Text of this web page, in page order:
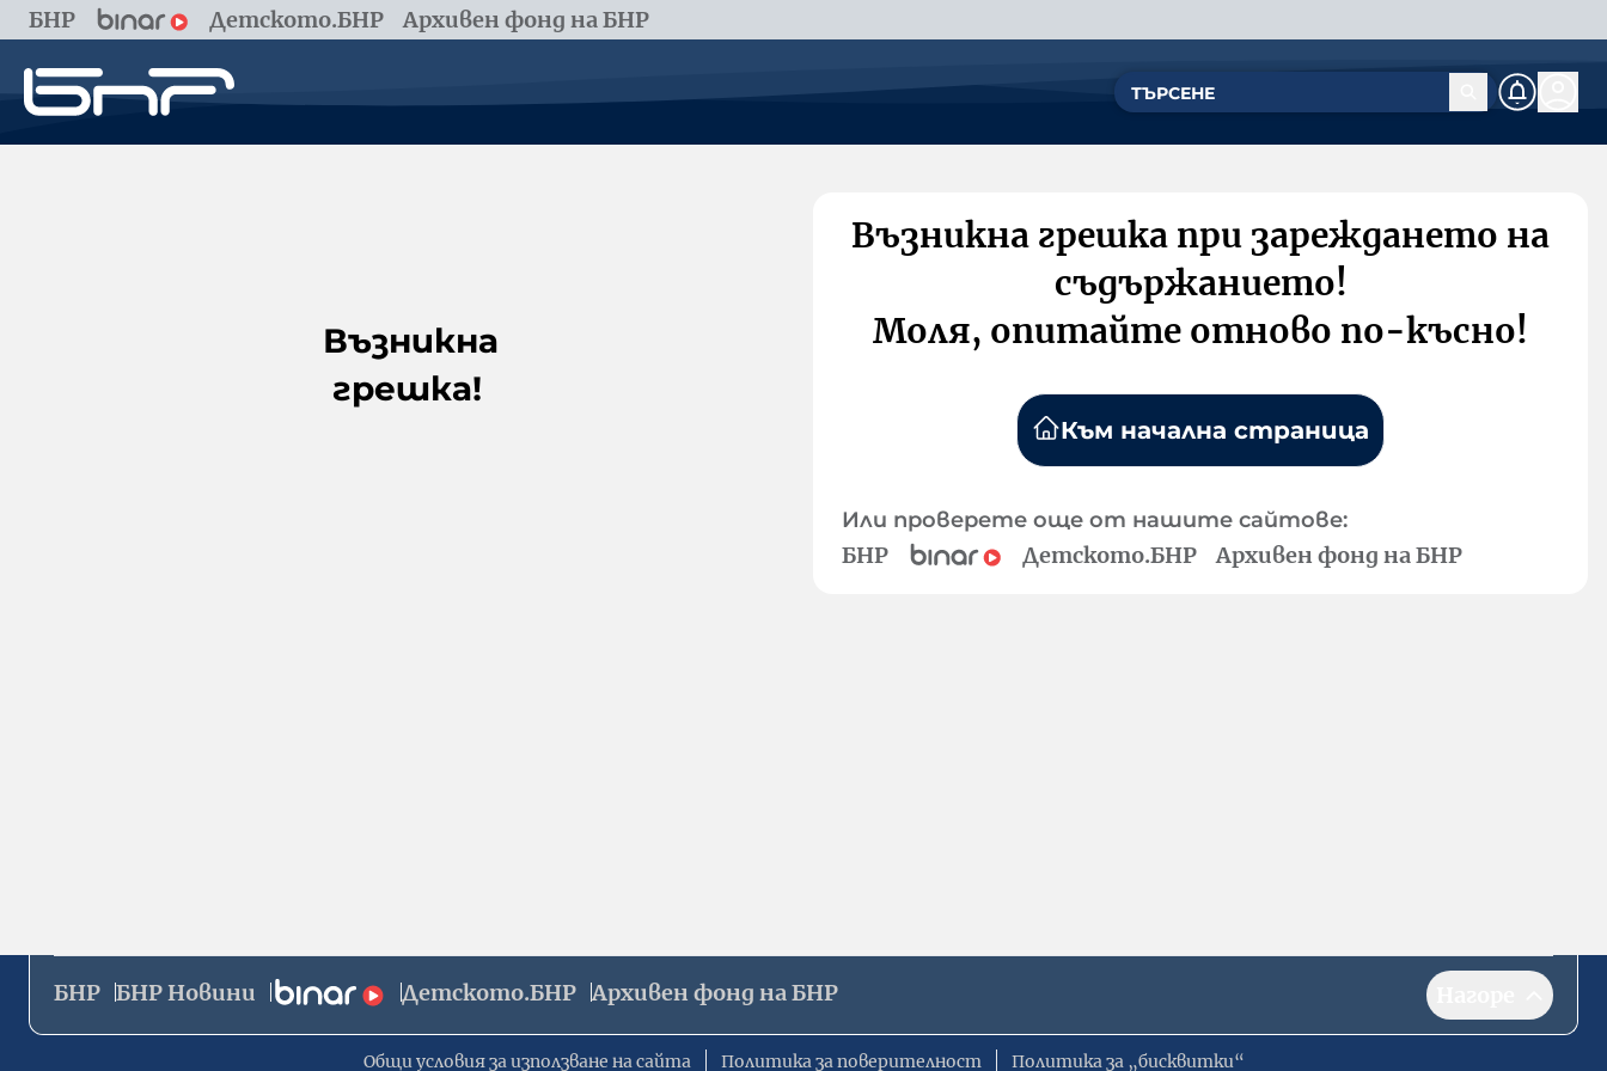
БНР Детското.БНР Архивен фонд на БНР
Възникна
грешка!
Възникна грешка при зареждането на
съдържанието!
Моля, опитайте отново по-късно!
Към начална страница
Или проверете още от нашите сайтове:
БНР Детското.БНР Архивен фонд на БНР
БНР БНР Новини Детското.БНР Архивен фонд на БНР
Общи условия за използване на сайта Политика за поверителност Политика за „бисквитки“